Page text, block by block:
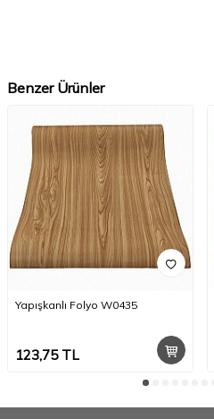
Benzer Ürünler
Yapışkanlı Folyo W0435
123,75TL